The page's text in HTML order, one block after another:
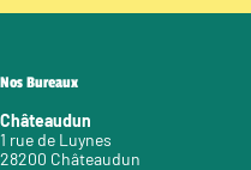
Nos Bureaux
Châteaudun
1 rue de Luynes
28200 Châteaudun